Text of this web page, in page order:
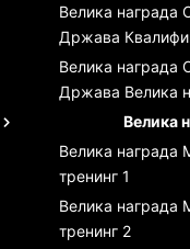
Велика награда
Држава
Велика награда
Држава Велика
Велика
Велика награда
тренинг 1
Велика награда
тренинг 2